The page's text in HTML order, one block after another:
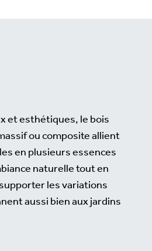
et esthétiques, le bois
ou composite allient
en plusieurs essences
naturelle tout en
les variations
aussi bien aux jardins